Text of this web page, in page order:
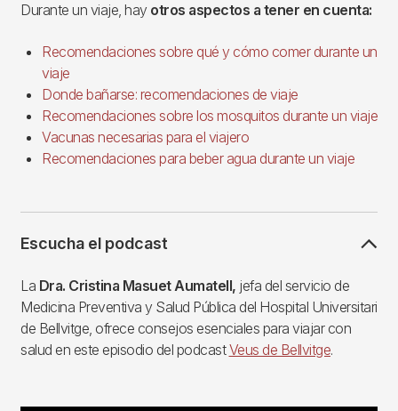
Durante un viaje, hay otros aspectos a tener en cuenta:
Recomendaciones sobre qué y cómo comer durante un
viaje
Donde bañarse: recomendaciones de viaje
Recomendaciones sobre los mosquitos durante un viaje
Vacunas necesarias para el viajero
Recomendaciones para beber agua durante un viaje
Escucha el podcast
La Dra. Cristina Masuet Aumatell, jefa del servicio de
Medicina Preventiva y Salud Pública del Hospital Universitari
de Bellvitge, ofrece consejos esenciales para viajar con
salud en este episodio del podcastVeus de Bellvitge.